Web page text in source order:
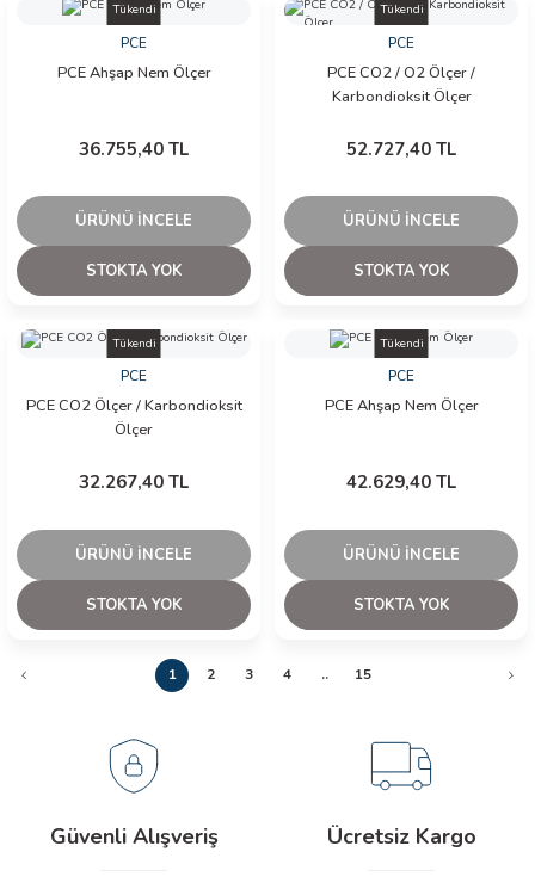
Tükendi
PCE
PCE Ahşap Nem Ölçer
36.755,40 TL
ÜRÜNÜ İNCELE
STOKTA YOK
Tükendi
PCE
PCE CO2 / O2 Ölçer /
Karbondioksit Ölçer
52.727,40 TL
ÜRÜNÜ İNCELE
STOKTA YOK
Tükendi
PCE
PCE CO2 Ölçer / Karbondioksit
Ölçer
32.267,40 TL
ÜRÜNÜ İNCELE
STOKTA YOK
Tükendi
PCE
PCE Ahşap Nem Ölçer
42.629,40 TL
ÜRÜNÜ İNCELE
STOKTA YOK
1 2 3 4 .. 15
Güvenli Alışveriş Ücretsiz Kargo